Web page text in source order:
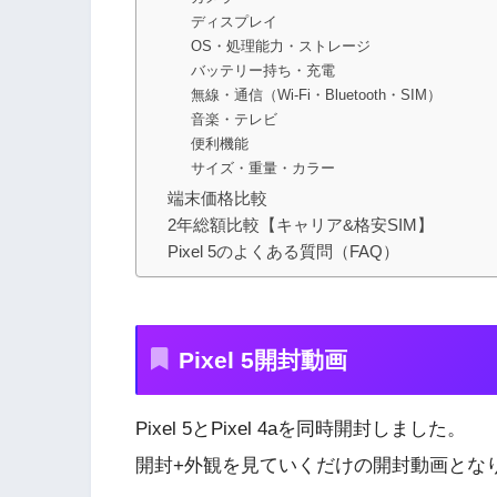
ディスプレイ
OS・処理能力・ストレージ
バッテリー持ち・充電
無線・通信（Wi-Fi・Bluetooth・SIM）
音楽・テレビ
便利機能
サイズ・重量・カラー
端末価格比較
2年総額比較【キャリア&格安SIM】
Pixel 5のよくある質問（FAQ）
Pixel 5開封動画
Pixel 5とPixel 4aを同時開封しました。
開封+外観を見ていくだけの開封動画とな